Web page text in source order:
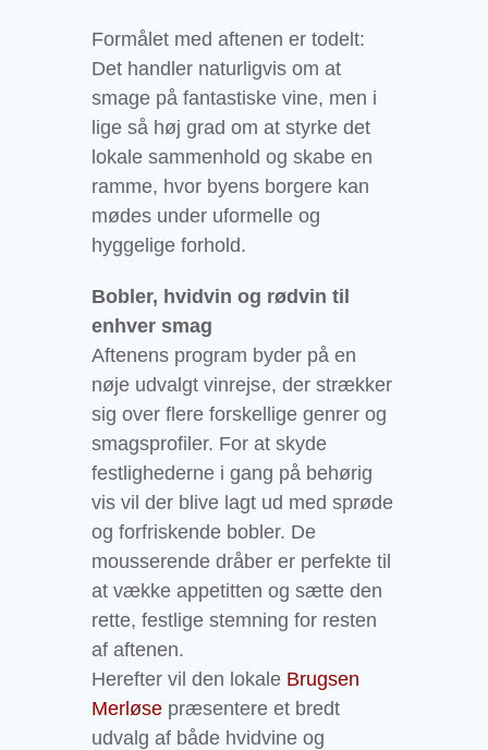
Formålet med aftenen er todelt:
Det handler naturligvis om at
smage på fantastiske vine, men i
lige så høj grad om at styrke det
lokale sammenhold og skabe en
ramme, hvor byens borgere kan
mødes under uformelle og
hyggelige forhold.
Bobler, hvidvin og rødvin til
enhver smag
Aftenens program byder på en
nøje udvalgt vinrejse, der strækker
sig over flere forskellige genrer og
smagsprofiler. For at skyde
festlighederne i gang på behørig
vis vil der blive lagt ud med sprøde
og forfriskende bobler. De
mousserende dråber er perfekte til
at vække appetitten og sætte den
rette, festlige stemning for resten
af aftenen.
Herefter vil den lokale Brugsen
Merløse præsentere et bredt
udvalg af både hvidvine og